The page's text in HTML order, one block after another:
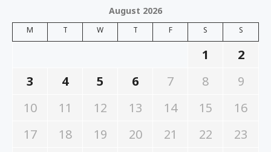
August 2026
M T W T F S S
1
2
3
4 5 6 7 8
9
10
11 12 13 14 15
16
17
18 19 20 21 22
23